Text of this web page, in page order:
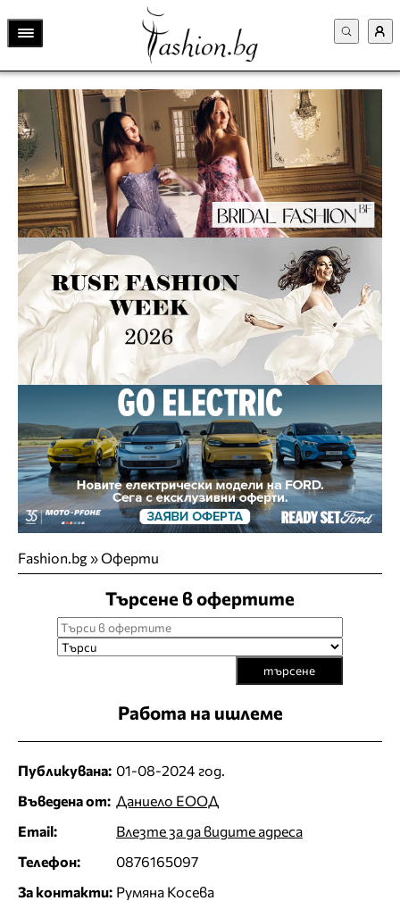
Fashion.bg»Оферти
Търсене в офертите
търсене
Работа на ишлеме
Публикувана: 01-08-2024 год.
Въведена от: Даниело ЕООД
Email:
Влезте за да видите адреса
Телефон:
0876165097
За контакти: Румяна Косева